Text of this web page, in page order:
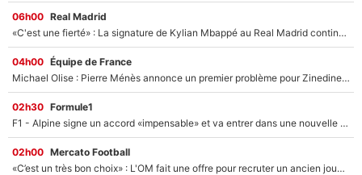
06h00 Real Madrid
«C'est une fierté» : La signature de Kylian Mbappé au Real Madrid continue de régaler l'Espagne
04h00 Équipe de France
Michael Olise : Pierre Ménès annonce un premier problème pour Zinedine Zidane en équipe de France
02h30 Formule1
F1 - Alpine signe un accord «impensable» et va entrer dans une nouvelle dimension : Grande nouvelle pour Pierre Gasly !
02h00 Mercato Football
«C’est un très bon choix» : L'OM fait une offre pour recruter un ancien joueur du PSG... et c'est validé dans l'After Foot !